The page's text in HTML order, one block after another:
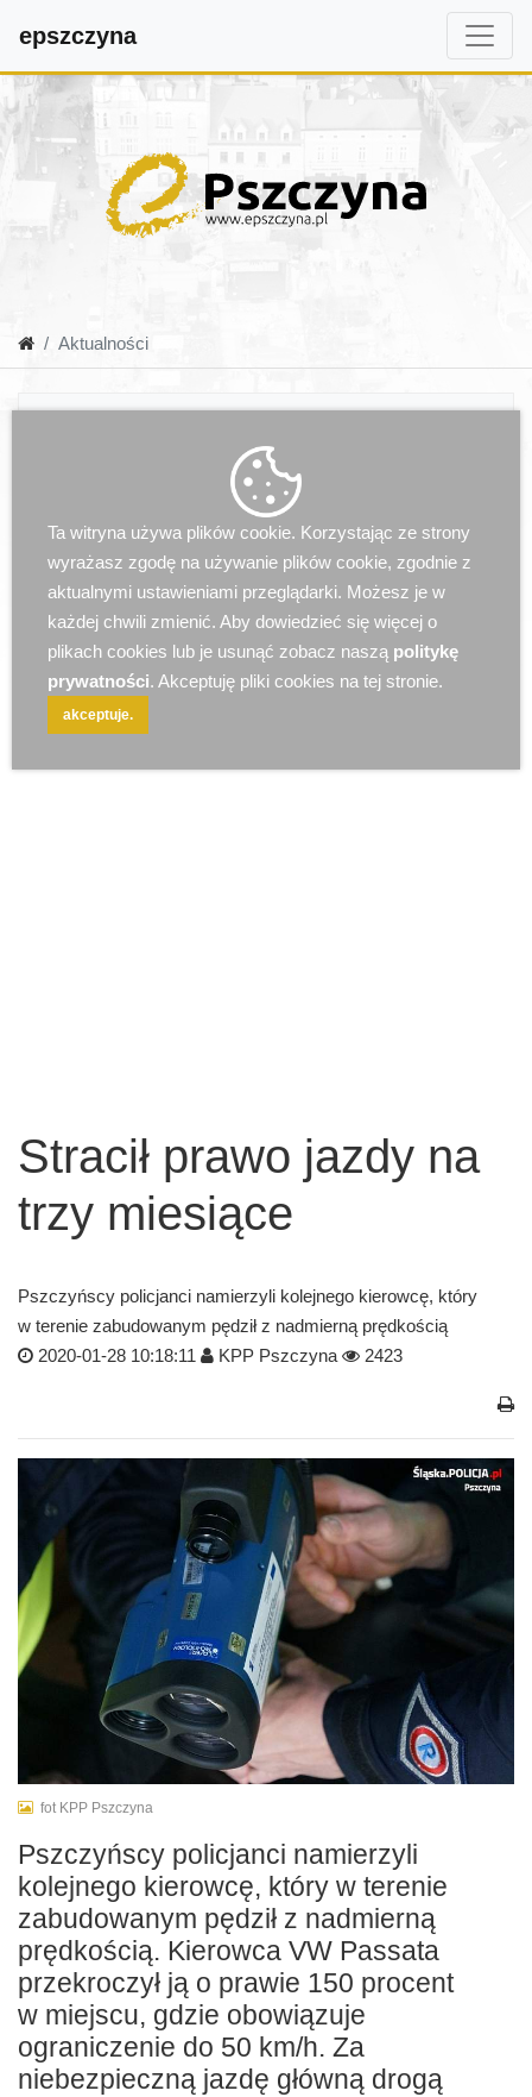
epszczyna
Aktualności
r e k l a m a
Stracił prawo jazdy na
trzy miesiące
Pszczyńscy policjanci namierzyli kolejnego kierowcę, który
w terenie zabudowanym pędził z nadmierną prędkością
2020-01-28 10:18:11
KPP Pszczyna 2423
fot KPP Pszczyna
Pszczyńscy policjanci namierzyli
kolejnego kierowcę, który w terenie
zabudowanym pędził z nadmierną
prędkością. Kierowca VW Passata
przekroczył ją o prawie 150 procent
w miejscu, gdzie obowiązuje
ograniczenie do 50 km/h. Za
niebezpieczną jazdę główną drogą
Ta witryna używa plików cookie. Korzystając ze strony
wyrażasz zgodę na używanie plików cookie, zgodnie z
aktualnymi ustawieniami przeglądarki. Możesz je w
każdej chwili zmienić. Aby dowiedzieć się więcej o
plikach cookies lub je usunąć zobacz naszą politykę
prywatności. Akceptuję pliki cookies na tej stronie.
akceptuje.